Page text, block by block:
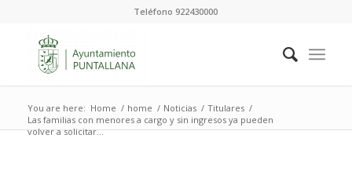
Teléfono 922430000
You are here: Home / home / Noticias / Titulares /
Las familias con menores a cargo y sin ingresos ya pueden
volver a solicitar...